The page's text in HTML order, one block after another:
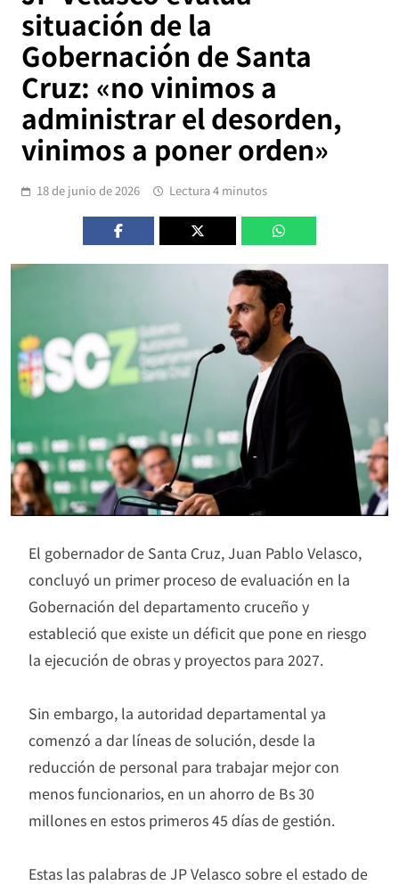
situación de la
Gobernación de Santa
Cruz: «no vinimos a
administrar el desorden,
vinimos a poner orden»
18 de junio de 2026 Lectura 4 minutos
El gobernador de Santa Cruz, Juan Pablo Velasco,
concluyó un primer proceso de evaluación en la
Gobernación del departamento cruceño y
estableció que existe un déficit que pone en riesgo
la ejecución de obras y proyectos para 2027.
Sin embargo, la autoridad departamental ya
comenzó a dar líneas de solución, desde la
reducción de personal para trabajar mejor con
menos funcionarios, en un ahorro de Bs 30
millones en estos primeros 45 días de gestión.
Estas las palabras de JP Velasco sobre el estado de